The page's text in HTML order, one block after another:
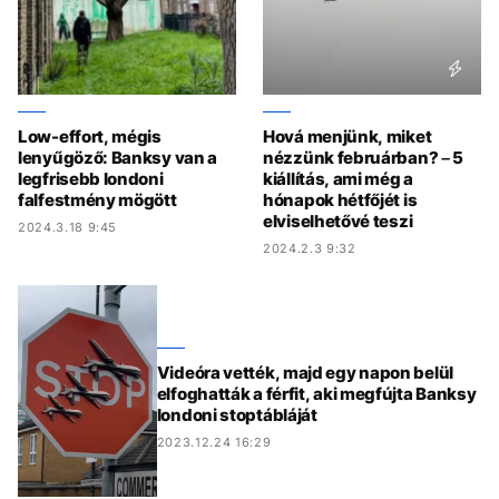
Low-effort, mégis
lenyűgöző: Banksy van a
legfrisebb londoni
falfestmény mögött
2024.3.18 9:45
Hová menjünk, miket
nézzünk februárban? – 5
kiállítás, ami még a
hónapok hétfőjét is
elviselhetővé teszi
2024.2.3 9:32
Videóra vették, majd egy napon belül
elfoghatták a férfit, aki megfújta Banksy
londoni stoptábláját
2023.12.24 16:29